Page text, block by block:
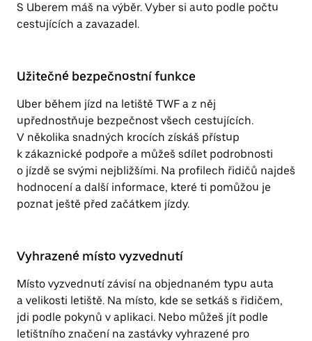
S Uberem máš na výběr. Vyber si auto podle počtu
cestujících a zavazadel.
Užitečné bezpečnostní funkce
Uber během jízd na letiště TWF a z něj
upřednostňuje bezpečnost všech cestujících.
V několika snadných krocích získáš přístup
k zákaznické podpoře a můžeš sdílet podrobnosti
o jízdě se svými nejbližšími. Na profilech řidičů najdeš
hodnocení a další informace, které ti pomůžou je
poznat ještě před začátkem jízdy.
Vyhrazené místo vyzvednutí
Místo vyzvednutí závisí na objednaném typu auta
a velikosti letiště. Na místo, kde se setkáš s řidičem,
jdi podle pokynů v aplikaci. Nebo můžeš jít podle
letištního značení na zastávky vyhrazené pro